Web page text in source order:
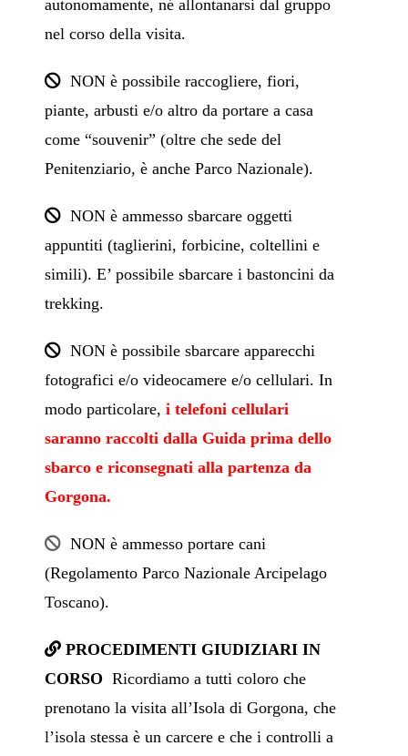
autonomamente, né allontanarsi dal gruppo
nel corso della visita.
NON è possibile raccogliere, fiori,
piante, arbusti e/o altro da portare a casa
come “souvenir” (oltre che sede del
Penitenziario, è anche Parco Nazionale).
NON è ammesso sbarcare oggetti
appuntiti (taglierini, forbicine, coltellini e
simili). E’ possibile sbarcare i bastoncini da
trekking.
NON è possibile sbarcare apparecchi
fotografici e/o videocamere e/o cellulari. In
modo particolare, i telefoni cellulari
saranno raccolti dalla Guida prima dello
sbarco e riconsegnati alla partenza da
Gorgona.
NON è ammesso portare cani
(Regolamento Parco Nazionale Arcipelago
Toscano).
PROCEDIMENTI GIUDIZIARI IN
CORSO Ricordiamo a tutti coloro che
prenotano la visita all’Isola di Gorgona, che
l’isola stessa è un carcere e che i controlli a